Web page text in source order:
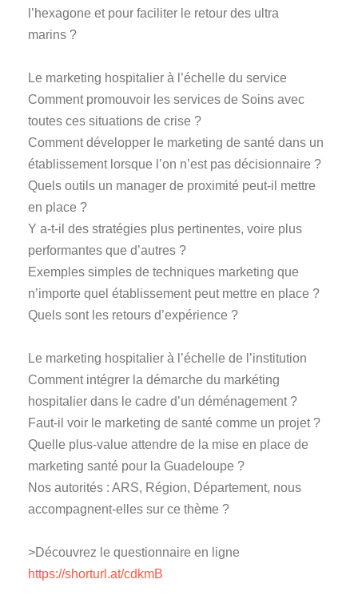
l’hexagone et pour faciliter le retour des ultra
marins ?
Le marketing hospitalier à l’échelle du service
Comment promouvoir les services de Soins avec
toutes ces situations de crise ?
Comment développer le marketing de santé dans un
établissement lorsque l’on n’est pas décisionnaire ?
Quels outils un manager de proximité peut-il mettre
en place ?
Y a-t-il des stratégies plus pertinentes, voire plus
performantes que d’autres ?
Exemples simples de techniques marketing que
n’importe quel établissement peut mettre en place ?
Quels sont les retours d’expérience ?
Le marketing hospitalier à l’échelle de l’institution
Comment intégrer la démarche du markéting
hospitalier dans le cadre d’un déménagement ?
Faut-il voir le marketing de santé comme un projet ?
Quelle plus-value attendre de la mise en place de
marketing santé pour la Guadeloupe ?
Nos autorités : ARS, Région, Département, nous
accompagnent-elles sur ce thème ?
>Découvrez le questionnaire en ligne
https://shorturl.at/cdkmB